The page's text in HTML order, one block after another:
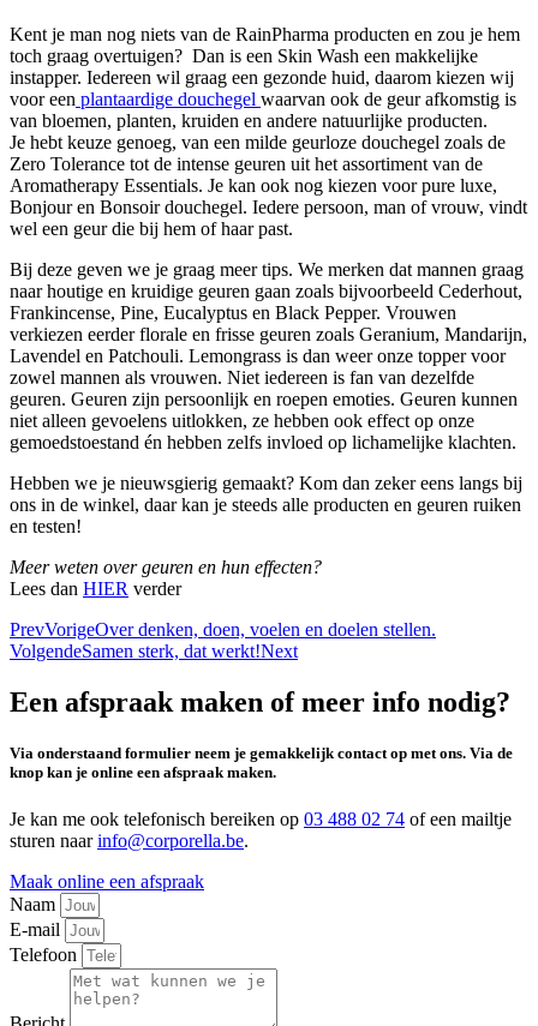
Kent je man nog niets van de RainPharma producten en zou je hem
toch graag overtuigen? Dan is een Skin Wash een makkelijke
instapper. Iedereen wil graag een gezonde huid, daarom kiezen wij
voor een plantaardige douchegel waarvan ook de geur afkomstig is
van bloemen, planten, kruiden en andere natuurlijke producten.
Je hebt keuze genoeg, van een milde geurloze douchegel zoals de
Zero Tolerance tot de intense geuren uit het assortiment van de
Aromatherapy Essentials. Je kan ook nog kiezen voor pure luxe,
Bonjour en Bonsoir douchegel. Iedere persoon, man of vrouw, vindt
wel een geur die bij hem of haar past.
Bij deze geven we je graag meer tips. We merken dat mannen graag
naar houtige en kruidige geuren gaan zoals bijvoorbeeld Cederhout,
Frankincense, Pine, Eucalyptus en Black Pepper. Vrouwen
verkiezen eerder florale en frisse geuren zoals Geranium, Mandarijn,
Lavendel en Patchouli. Lemongrass is dan weer onze topper voor
zowel mannen als vrouwen. Niet iedereen is fan van dezelfde
geuren. Geuren zijn persoonlijk en roepen emoties. Geuren kunnen
niet alleen gevoelens uitlokken, ze hebben ook effect op onze
gemoedstoestand én hebben zelfs invloed op lichamelijke klachten.
Hebben we je nieuwsgierig gemaakt? Kom dan zeker eens langs bij
ons in de winkel, daar kan je steeds alle producten en geuren ruiken
en testen!
Meer weten over geuren en hun effecten?
Lees dan HIER verder
PrevVorigeOver denken, doen, voelen en doelen stellen.
VolgendeSamen sterk, dat werkt!Next
Een afspraak maken of meer info nodig?
Via onderstaand formulier neem je gemakkelijk contact op met ons. Via de
knop kan je online een afspraak maken.
Je kan me ook telefonisch bereiken op 03 488 02 74 of een mailtje
sturen naarinfo@corporella.be.
Maak online een afspraak
Naam
E-mail
Telefoon